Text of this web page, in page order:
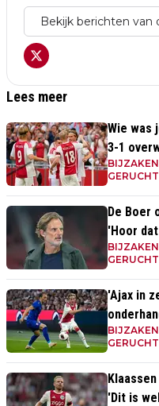
Bekijk berichten van
Lees meer
Wie was
3-1
De Boer
'Hoor
aankomt'
'Ajax in
'Dit is